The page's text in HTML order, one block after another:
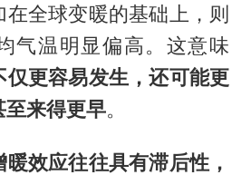
在全球变暖的基础上，则
气温明显偏高。这意味
仅更容易发生，还可能更
来得更早。
效应往往具有滞后性，